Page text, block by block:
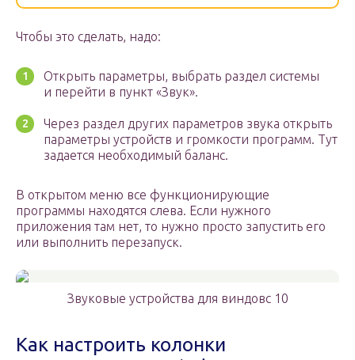
Чтобы это сделать, надо:
Открыть параметры, выбрать раздел системы
и перейти в пункт «Звук».
Через раздел других параметров звука открыть
параметры устройств и громкости программ. Тут
задается необходимый баланс.
В открытом меню все функционирующие
программы находятся слева. Если нужного
приложения там нет, то нужно просто запустить его
или выполнить перезапуск.
Звуковые устройства для виндовс 10
Как настроить колонки